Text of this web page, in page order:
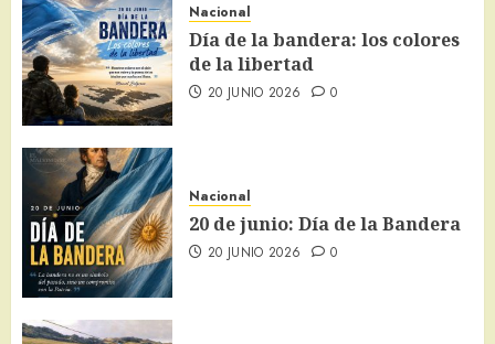
Nacional
Día de la bandera: los colores
de la libertad
20 JUNIO 2026 0
Nacional
20 de junio: Día de la Bandera
20 JUNIO 2026 0